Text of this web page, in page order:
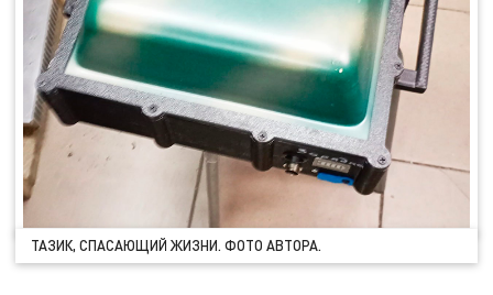
ТАЗИК, СПАСАЮЩИЙ ЖИЗНИ. ФОТО АВТОРА.